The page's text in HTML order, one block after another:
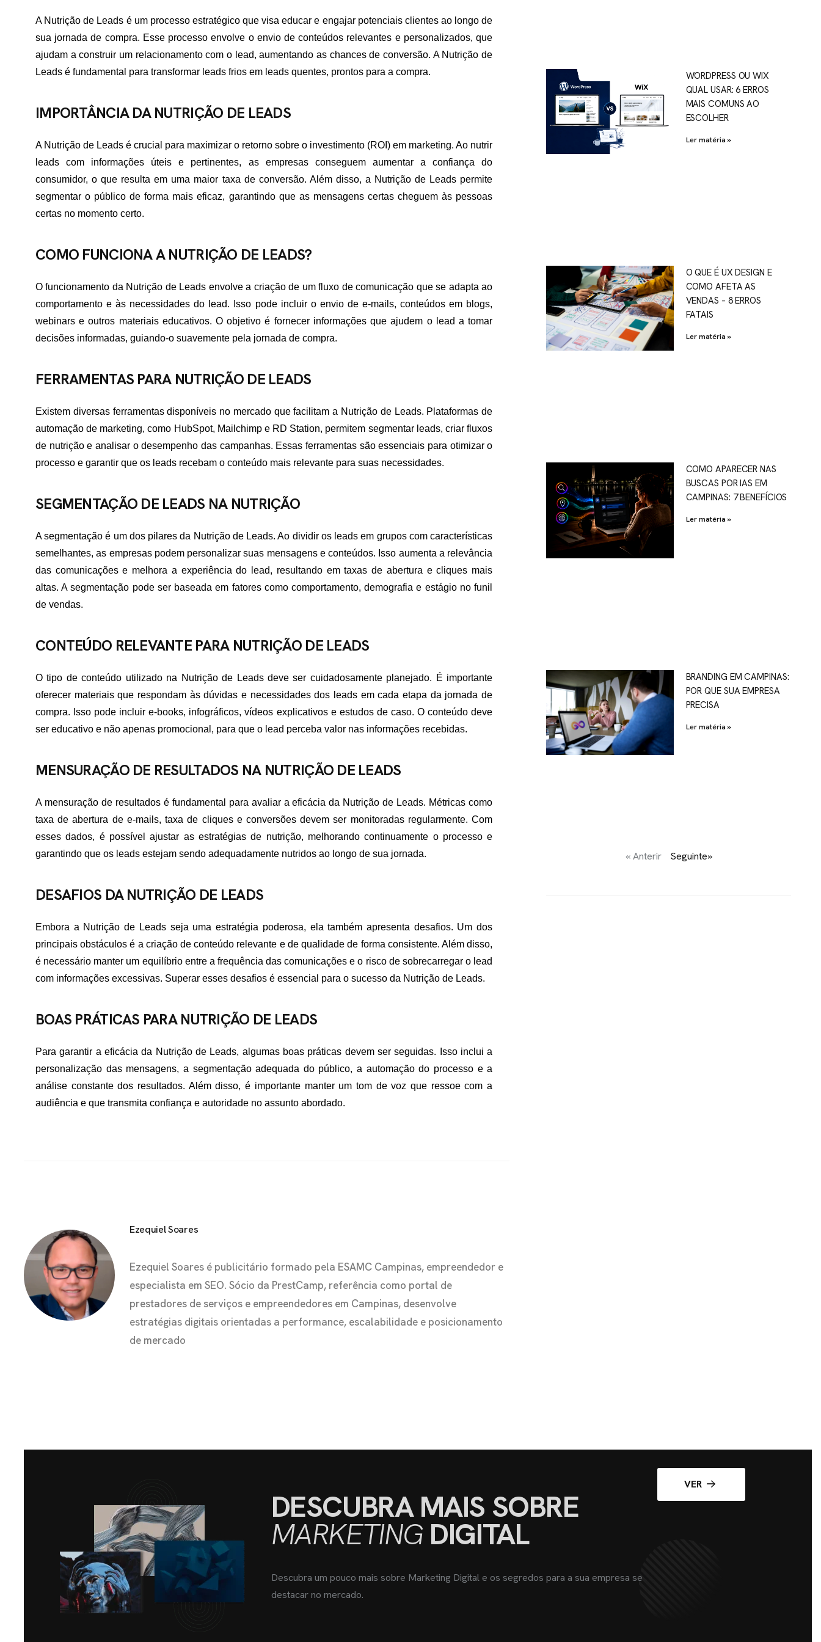
ATENDIDAS
NÓS
FALE CONOSCO
contato@eamidiadigital.com.br
+55 19 99655-1961
A Nutrição de Leads é um processo estratégico que visa educar e engajar potenciais clientes ao longo de
sua jornada de compra. Esse processo envolve o envio de conteúdos relevantes e personalizados, que
ajudam a construir um relacionamento com o lead, aumentando as chances de conversão. A Nutrição de
Leads é fundamental para transformar leads frios em leads quentes, prontos para a compra.
IMPORTÂNCIA DA NUTRIÇÃO DE LEADS
A Nutrição de Leads é crucial para maximizar o retorno sobre o investimento (ROI) em marketing. Ao nutrir
leads com informações úteis e pertinentes, as empresas conseguem aumentar a confiança do
consumidor, o que resulta em uma maior taxa de conversão. Além disso, a Nutrição de Leads permite
segmentar o público de forma mais eficaz, garantindo que as mensagens certas cheguem às pessoas
certas no momento certo.
COMO FUNCIONA A NUTRIÇÃO DE LEADS?
O funcionamento da Nutrição de Leads envolve a criação de um fluxo de comunicação que se adapta ao
comportamento e às necessidades do lead. Isso pode incluir o envio de e-mails, conteúdos em blogs,
webinars e outros materiais educativos. O objetivo é fornecer informações que ajudem o lead a tomar
decisões informadas, guiando-o suavemente pela jornada de compra.
FERRAMENTAS PARA NUTRIÇÃO DE LEADS
Existem diversas ferramentas disponíveis no mercado que facilitam a Nutrição de Leads. Plataformas de
automação de marketing, como HubSpot, Mailchimp e RD Station, permitem segmentar leads, criar fluxos
de nutrição e analisar o desempenho das campanhas. Essas ferramentas são essenciais para otimizar o
processo e garantir que os leads recebam o conteúdo mais relevante para suas necessidades.
SEGMENTAÇÃO DE LEADS NA NUTRIÇÃO
A segmentação é um dos pilares da Nutrição de Leads. Ao dividir os leads em grupos com características
semelhantes, as empresas podem personalizar suas mensagens e conteúdos. Isso aumenta a relevância
das comunicações e melhora a experiência do lead, resultando em taxas de abertura e cliques mais
altas. A segmentação pode ser baseada em fatores como comportamento, demografia e estágio no funil
de vendas.
CONTEÚDO RELEVANTE PARA NUTRIÇÃO DE LEADS
O tipo de conteúdo utilizado na Nutrição de Leads deve ser cuidadosamente planejado. É importante
oferecer materiais que respondam às dúvidas e necessidades dos leads em cada etapa da jornada de
compra. Isso pode incluir e-books, infográficos, vídeos explicativos e estudos de caso. O conteúdo deve
ser educativo e não apenas promocional, para que o lead perceba valor nas informações recebidas.
MENSURAÇÃO DE RESULTADOS NA NUTRIÇÃO DE LEADS
A mensuração de resultados é fundamental para avaliar a eficácia da Nutrição de Leads. Métricas como
taxa de abertura de e-mails, taxa de cliques e conversões devem ser monitoradas regularmente. Com
esses dados, é possível ajustar as estratégias de nutrição, melhorando continuamente o processo e
garantindo que os leads estejam sendo adequadamente nutridos ao longo de sua jornada.
DESAFIOS DA NUTRIÇÃO DE LEADS
Embora a Nutrição de Leads seja uma estratégia poderosa, ela também apresenta desafios. Um dos
principais obstáculos é a criação de conteúdo relevante e de qualidade de forma consistente. Além disso,
é necessário manter um equilíbrio entre a frequência das comunicações e o risco de sobrecarregar o lead
com informações excessivas. Superar esses desafios é essencial para o sucesso da Nutrição de Leads.
BOAS PRÁTICAS PARA NUTRIÇÃO DE LEADS
Para garantir a eficácia da Nutrição de Leads, algumas boas práticas devem ser seguidas. Isso inclui a
personalização das mensagens, a segmentação adequada do público, a automação do processo e a
análise constante dos resultados. Além disso, é importante manter um tom de voz que ressoe com a
audiência e que transmita confiança e autoridade no assunto abordado.
Ezequiel Soares
Ezequiel Soares é publicitário formado pela ESAMC Campinas, empreendedor e
especialista em SEO. Sócio da PrestCamp, referência como portal de
prestadores de serviços e empreendedores em Campinas, desenvolve
estratégias digitais orientadas a performance, escalabilidade e posicionamento
de mercado
WORDPRESS OU WIX
QUAL USAR: 6 ERROS
MAIS COMUNS AO
ESCOLHER
Ler matéria »
O QUE É UX DESIGN E
COMO AFETA AS
VENDAS – 8 ERROS
FATAIS
Ler matéria »
COMO APARECER NAS
BUSCAS POR IAS EM
CAMPINAS: 7 BENEFÍCIOS
Ler matéria »
BRANDING EM CAMPINAS:
POR QUE SUA EMPRESA
PRECISA
Ler matéria »
« Anterir Seguinte»
DESCUBRA MAIS SOBRE
MARKETING DIGITAL
Descubra um pouco mais sobre Marketing Digital e os segredos para a sua empresa se
destacar no mercado.
VER